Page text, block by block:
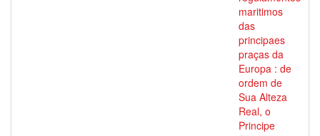
maritimos
das
principaes
praças da
Europa : de
ordem de
Sua Alteza
Real, o
Principe